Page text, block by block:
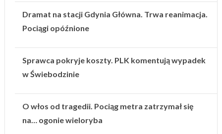
Dramat na stacji Gdynia Główna. Trwa reanimacja.
Pociągi opóźnione
Sprawca pokryje koszty. PLK komentują wypadek
w Świebodzinie
O włos od tragedii. Pociąg metra zatrzymał się
na… ogonie wieloryba